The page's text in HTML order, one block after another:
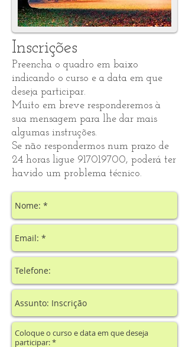
Inscrições
Preencha o quadro em baixo
indicando o curso e a data em que
deseja participar.
Muito em breve responderemos à
sua mensagem para lhe dar mais
algumas instruções.
Se não respondermos num prazo de
24 horas ligue 917019700, poderá ter
havido um problema técnico.